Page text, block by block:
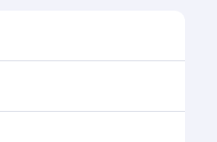
des vols.
fluides et efficaces à